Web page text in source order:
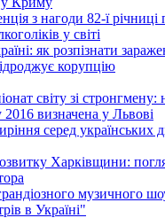
з нагоди 82-ї річниці
у світі
як розпізнати
корупцію
світу зі стронгмену:
2016 визначена у Львові
серед українських
Харківщини:
музичного
в Україні"